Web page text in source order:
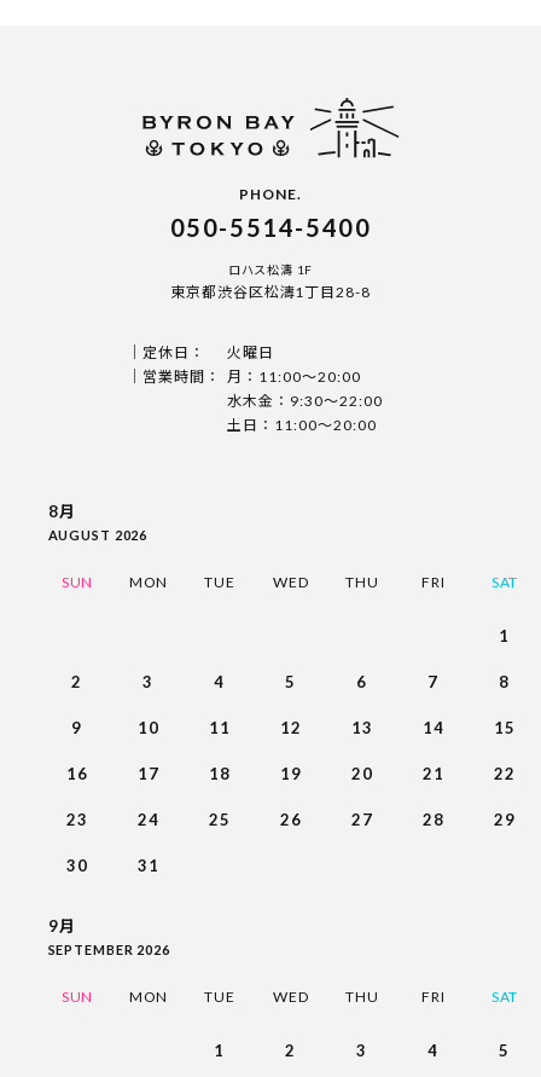
PHONE.
050-5514-5400
ロハス松濤 1F
東京都渋谷区松濤1丁目28-8
定休日：
火曜日
営業時間：
月：11:00〜20:00
水木金：9:30〜22:00
土日：11:00〜20:00
8月
AUGUST 2026
SUN MON TUE WED THU FRI SAT
1
2 3 4 5 6 7 8
9 10 11 12 13 14 15
16 17 18 19 20 21 22
23 24 25 26 27 28 29
30 31
9月
SEPTEMBER 2026
SUN MON TUE WED THU FRI SAT
1 2 3 4 5